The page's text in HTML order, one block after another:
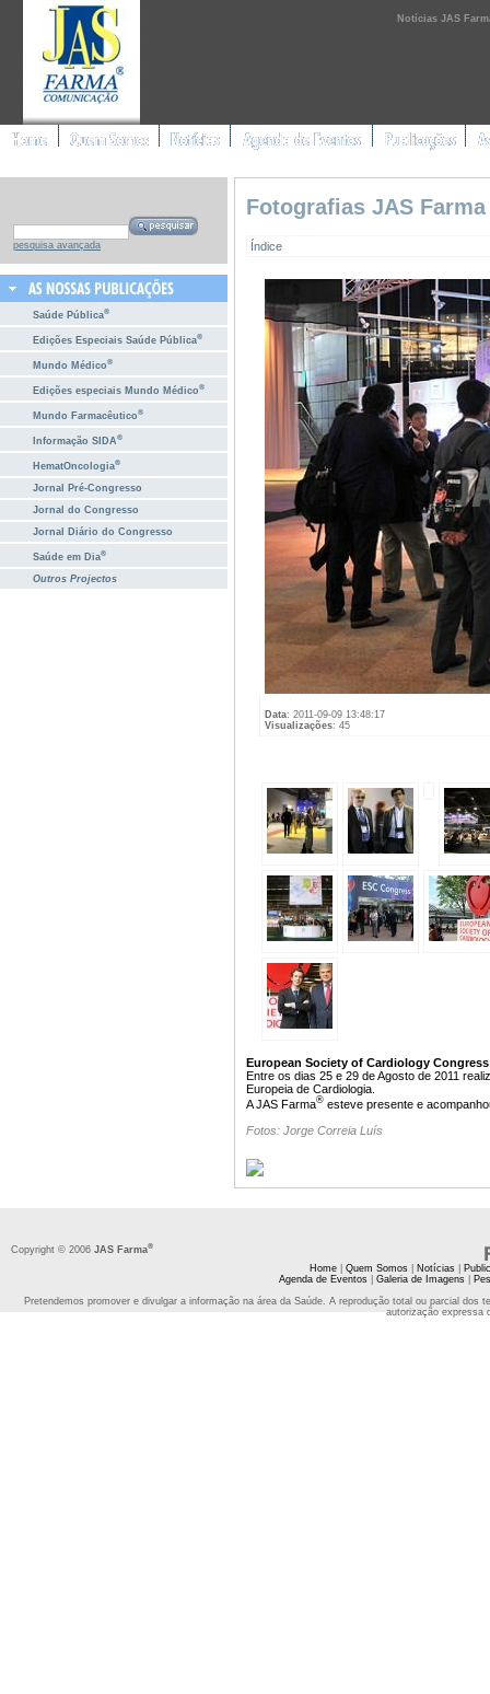
Notícias JAS
pesquisa avançada
Saúde Pública®
Edições Especiais Saúde Pública®
Mundo Médico®
Edições especiais Mundo Médico®
Mundo Farmacêutico®
Informação SIDA®
HematOncologia®
Jornal Pré-Congresso
Jornal do Congresso
Jornal Diário do Congresso
Saúde em Dia®
Outros Projectos
Fotografias JAS
Índice
Data: 2011-09-09 13:48:17
Visualizações: 45
European Society of Cardiology Congress
Entre os dias 25 e 29 de Agosto de 2011
Europeia de Cardiologia.
A JAS Farma® esteve presente e
Fotos: Jorge Correia Luís
Copyright © 2006 JAS Farma®
Home| Quem Somos| Notícias|
Agenda de Eventos| Galeria de Imagens|
Pretendemos promover e divulgar a informação na área da Saúde. A reprodução total ou parcial
autorização expressa